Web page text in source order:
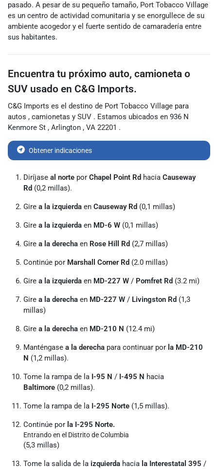
pasado. A pesar de su pequeño tamaño, Port Tobacco Village
es un centro de actividad comunitaria y se enorgullece de su
ambiente acogedor y el fuerte sentido de camaradería entre
sus habitantes.
Encuentra tu próximo auto, camioneta o
SUV usado en C&G Imports.
C&G Imports es el destino de Port Tobacco Village para
autos , camionetas y SUV . Estamos ubicados en 936 N
Kenmore St , Arlington , VA 22201 .
Obtener indicaciones
Diríjase al norte por Chapel Point Rd hacia Causeway
Rd (0,2 millas).
Gire a la izquierda en Causeway Rd (0,1 millas)
Gire a la izquierda en MD-6 W (0,1 millas)
Gire a la derecha en Rose Hill Rd (2,7 millas)
Continúe por Marshall Corner Rd (2.0 millas)
Gire a la izquierda en MD-227 W / Pomfret Rd (3.2 mi)
Gire a la derecha en MD-227 W / Livingston Rd (1,3
millas)
Gire a la derecha en MD-210 N (12.4 mi)
Manténgase a la derecha para continuar por la MD-210
N (1,2 millas).
Tome la rampa de la I-95 N / I-495 N hacia
Baltimore (0,2 millas).
Tome la rampa de la I-295 Norte (1,5 millas).
Continúe por la I-295 Norte.
Entrando en el Distrito de Columbia
(5,3 millas)
Tome la salida de la izquierda hacia la Interestatal 395 /